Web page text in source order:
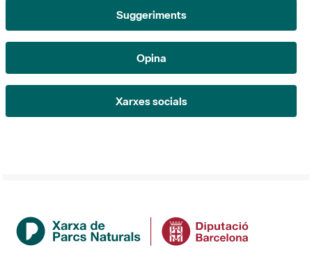
Opina
Xarxes socials
Institució